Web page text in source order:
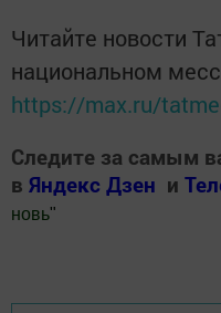
Читайте новости
национальном
https://max.ru/
Следите за самым
в Яндекс Дзен и
новь"